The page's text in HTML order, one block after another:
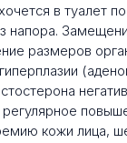
в туалет
напора.
размеров
кожи лица,